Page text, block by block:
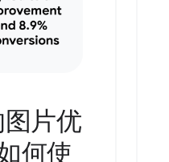
片优
何使